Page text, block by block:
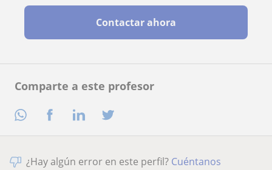
Comparte a este profesor
Contactar ahora
¿Hay algún error en este perfil? Cuéntanos